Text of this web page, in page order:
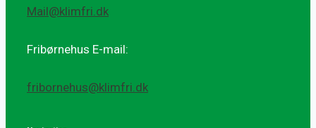
Mail@klimfri.dk
Fribørnehus E-mail:
fribornehus@klimfri.dk